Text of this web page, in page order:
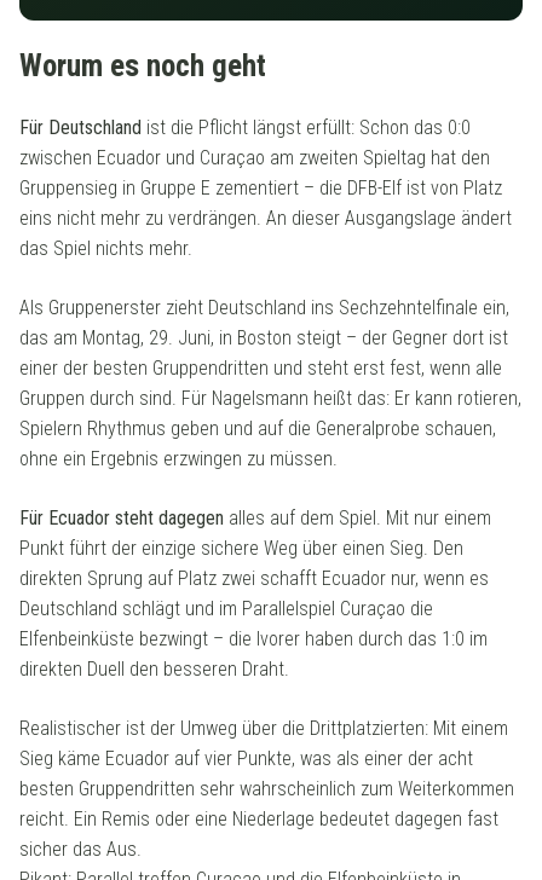
Worum es noch geht
Für Deutschland ist die Pflicht längst erfüllt: Schon das 0:0
zwischen Ecuador und Curaçao am zweiten Spieltag hat den
Gruppensieg in Gruppe E zementiert – die DFB-Elf ist von Platz
eins nicht mehr zu verdrängen. An dieser Ausgangslage ändert
das Spiel nichts mehr.
Als Gruppenerster zieht Deutschland ins Sechzehntelfinale ein,
das am Montag, 29. Juni, in Boston steigt – der Gegner dort ist
einer der besten Gruppendritten und steht erst fest, wenn alle
Gruppen durch sind. Für Nagelsmann heißt das: Er kann rotieren,
Spielern Rhythmus geben und auf die Generalprobe schauen,
ohne ein Ergebnis erzwingen zu müssen.
Für Ecuador steht dagegen alles auf dem Spiel. Mit nur einem
Punkt führt der einzige sichere Weg über einen Sieg. Den
direkten Sprung auf Platz zwei schafft Ecuador nur, wenn es
Deutschland schlägt und im Parallelspiel Curaçao die
Elfenbeinküste bezwingt – die Ivorer haben durch das 1:0 im
direkten Duell den besseren Draht.
Realistischer ist der Umweg über die Drittplatzierten: Mit einem
Sieg käme Ecuador auf vier Punkte, was als einer der acht
besten Gruppendritten sehr wahrscheinlich zum Weiterkommen
reicht. Ein Remis oder eine Niederlage bedeutet dagegen fast
sicher das Aus.